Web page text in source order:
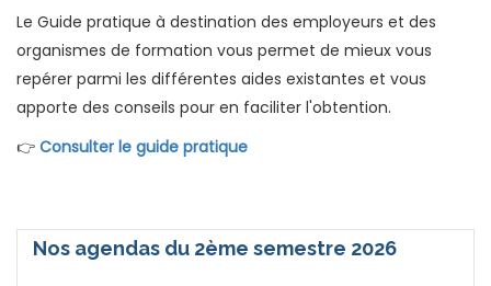
Le Guide pratique à destination des employeurs et des
organismes de formation vous permet de mieux vous
repérer parmi les différentes aides existantes et vous
apporte des conseils pour en faciliter l'obtention.
👉 Consulter le guide pratique
Nos agendas du 2ème semestre 2026